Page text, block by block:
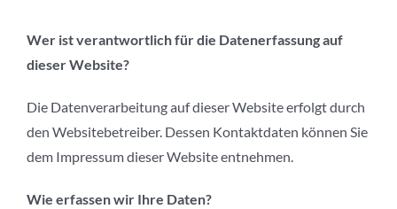
Wer ist verantwortlich für die Datenerfassung auf
dieser Website?
Die Datenverarbeitung auf dieser Website erfolgt durch
den Websitebetreiber. Dessen Kontaktdaten können Sie
dem Impressum dieser Website entnehmen.
Wie erfassen wir Ihre Daten?